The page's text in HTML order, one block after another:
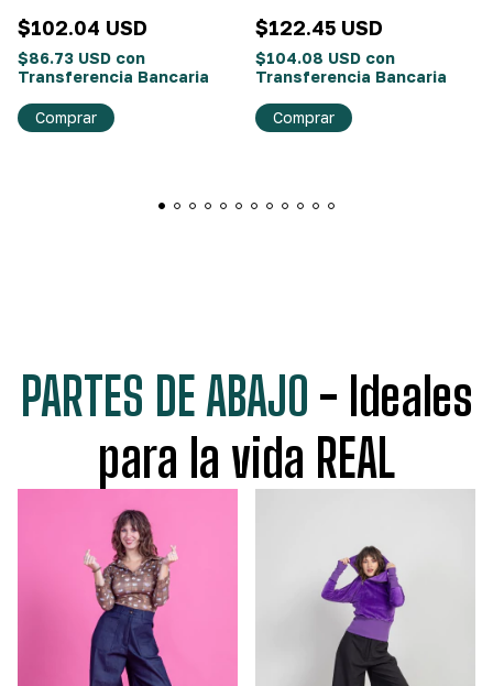
$102.04 USD
$86.73 USD con
Transferencia Bancaria
Comprar
$122.45 USD
$104.08 USD con
Transferencia Bancaria
Comprar
PARTES DE ABAJO - Ideales
para la vida REAL